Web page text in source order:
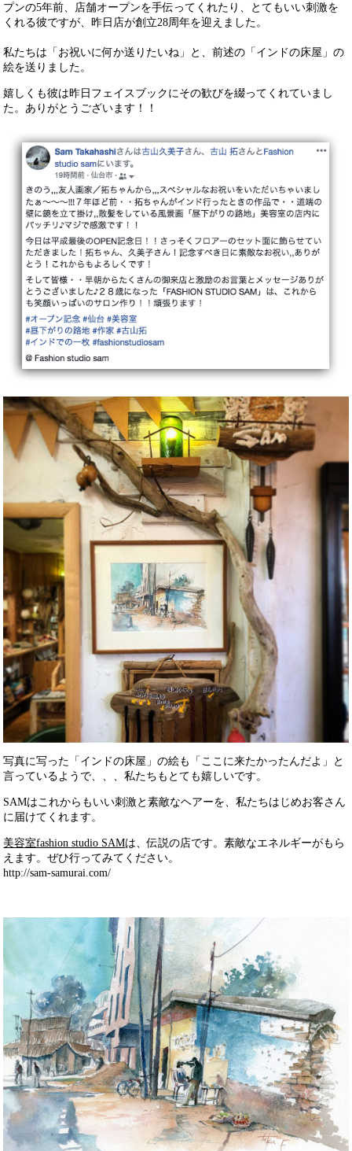
プンの5年前、店舗オープンを手伝ってくれたり、とてもいい刺激を
くれる彼ですが、昨日店が創立28周年を迎えました。
私たちは「お祝いに何か送りたいね」と、前述の「インドの床屋」の
絵を送りました。
嬉しくも彼は昨日フェイスブックにその歓びを綴ってくれていまし
た。ありがとうございます！！
写真に写った「インドの床屋」の絵も「ここに来たかったんだよ」と
言っているようで、、、私たちもとても嬉しいです。
SAMはこれからもいい刺激と素敵なヘアーを、私たちはじめお客さん
に届けてくれます。
美容室fashion studio SAMは、伝説の店です。素敵なエネルギーがもら
えます。ぜひ行ってみてください。
http://sam-samurai.com/